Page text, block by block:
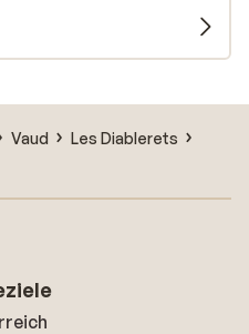
ausklingen lassen? Oder
Massage zur
Vaud
Les Diablerets